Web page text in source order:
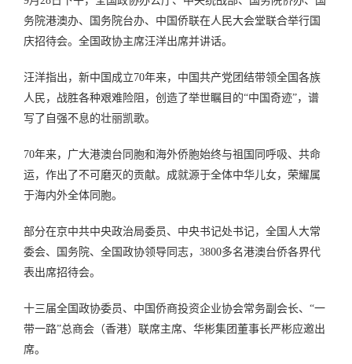
务院港澳办、国务院台办、中国侨联在人民大会堂联合举行国
庆招待会。全国政协主席汪洋出席并讲话。
汪洋指出，新中国成立70年来，中国共产党团结带领全国各族
人民，战胜各种艰难险阻，创造了举世瞩目的“中国奇迹”，谱
写了自强不息的壮丽凯歌。
70年来，广大港澳台同胞和海外侨胞始终与祖国同呼吸、共命
运，作出了不可磨灭的贡献。成就源于全体中华儿女，荣耀属
于海内外全体同胞。
部分在京中共中央政治局委员、中央书记处书记，全国人大常
委会、国务院、全国政协领导同志，3800多名港澳台侨各界代
表出席招待会。
十三届全国政协委员、中国侨商投资企业协会常务副会长、“一
带一路”总商会（香港）联席主席、华彬集团董事长严彬应邀出
席。